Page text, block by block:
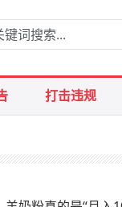
打击违规